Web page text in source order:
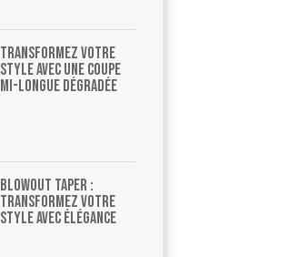
Transformez votre
style avec une coupe
mi-longue dégradée
Blowout Taper :
Transformez Votre
Style Avec Élégance